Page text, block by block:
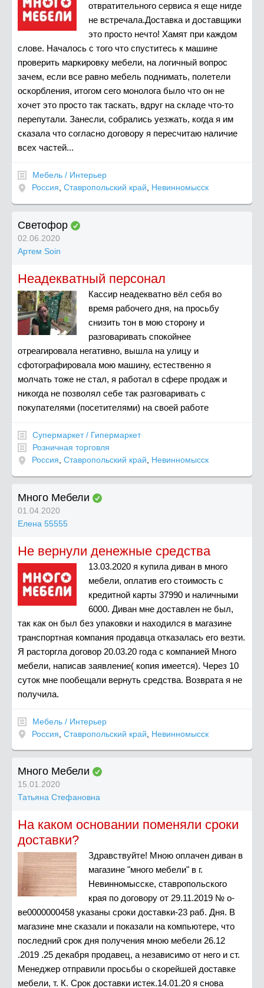
отвратительного сервиса я еще нигде
не встречала.Доставка и доставщики
это просто нечто! Хамят при каждом
слове. Началось с того что спуститесь к машине
проверить маркировку мебели, на логичный вопрос
зачем, если все равно мебель поднимать, полетели
оскорбления, итогом сего монолога было что он не
хочет это просто так таскать, вдруг на складе что-то
перепутали. Занесли, собрались уезжать, когда я им
сказала что согласно договору я пересчитаю наличие
всех частей...
Мебель / Интерьер
Россия, Ставропольский край, Невинномысск
Светофор
02.06.2020
Артем Soin
Неадекватный персонал
Кассир неадекватно вёл себя во
время рабочего дня, на просьбу
снизить тон в мою сторону и
разговаривать спокойнее
отреагировала негативно, вышла на улицу и
сфотографировала мою машину, естественно я
молчать тоже не стал, я работал в сфере продаж и
никогда не позволял себе так разговаривать с
покупателями (посетителями) на своей работе
Супермаркет / Гипермаркет
Розничная торговля
Россия, Ставропольский край, Невинномысск
Много Мебели
01.04.2020
Елена 55555
Не вернули денежные средства
13.03.2020 я купила диван в много
мебели, оплатив его стоимость с
кредитной карты 37990 и наличными
6000. Диван мне доставлен не был,
так как он был без упаковки и находился в магазине
транспортная компания продавца отказалась его везти.
Я расторгла договор 20.03.20 года с компанией Много
мебели, написав заявление( копия имеется). Через 10
суток мне пообещали вернуть средства. Возврата я не
получила.
Мебель / Интерьер
Россия Ставропольский край Невинномысск
Много Мебели
15.01.2020
Татьяна Cтефановна
На каком основании поменяли сроки
доставки?
Здравствуйте! Мною оплачен диван в
магазине "много мебели" в г.
Невинномысске, ставропольского
края по договору от 29.11.2019 № о-
ве0000000458 указаны сроки доставки-23 раб. Дня. В
магазине мне сказали и показали на компьютере, что
последний срок дня получения мною мебели 26.12
.2019 .25 декабря продавец, а независимо от него и ст.
Менеджер отправили просьбы о скорейшей доставке
мебели, т. К. Срок доставки истек.14.01.20 я снова